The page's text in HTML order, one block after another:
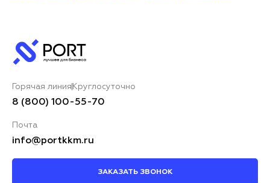
Горячая линия Круглосуточно
8 (800) 100-55-70
Почта
info@portkkm.ru
ЗАКАЗАТЬ ЗВОНОК